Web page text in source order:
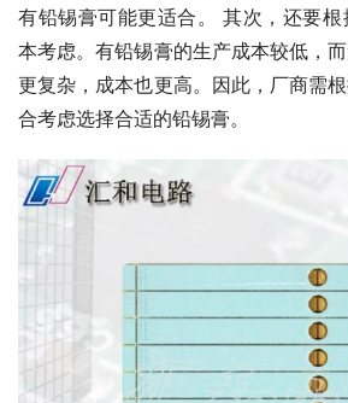
有铅锡膏可能更适合。 其次，还要
本考虑。有铅锡膏的生产成本较低，
更复杂，成本也更高。因此，厂商需
合考虑选择合适的铅锡膏。